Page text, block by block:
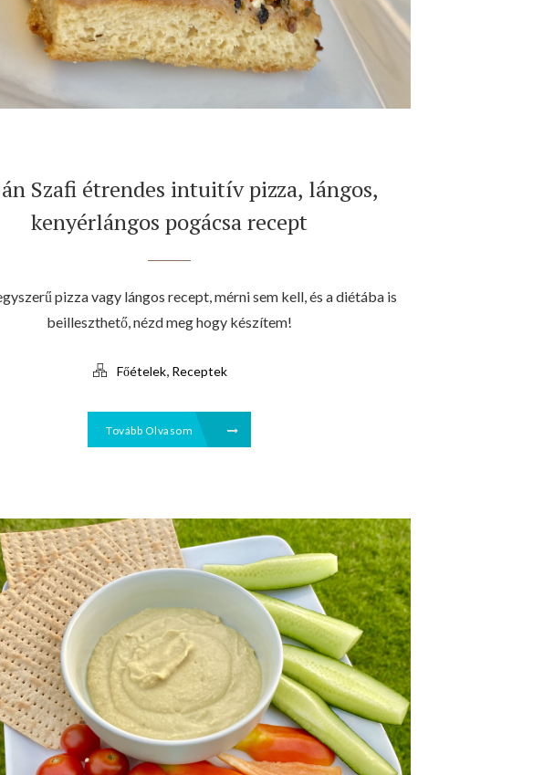
Szafi étrendes intuitív pizza, lángos,
kenyérlángos pogácsa recept
pizza vagy lángos recept, mérni sem kell, és a diétába is
beilleszthető, nézd meg hogy készítem!
Főételek Receptek
Tovább Olvasom